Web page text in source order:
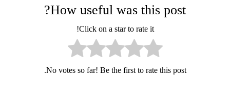
How useful was this post?
Click on a star to rate it!
No votes so far! Be the first to rate this post.